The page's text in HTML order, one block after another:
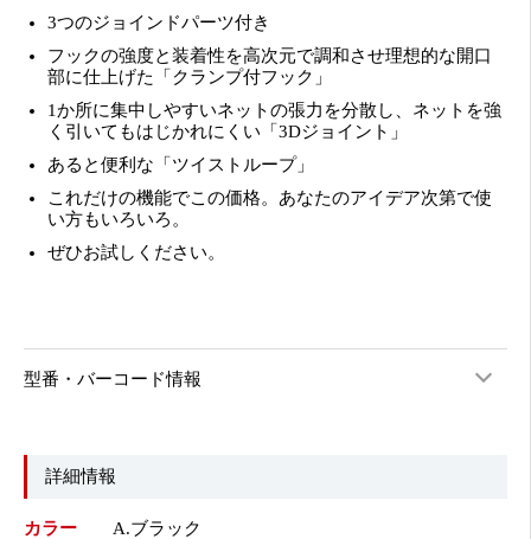
3つのジョインドパーツ付き
フックの強度と装着性を高次元で調和させ理想的な開口
部に仕上げた「クランプ付フック」
1か所に集中しやすいネットの張力を分散し、ネットを強
く引いてもはじかれにくい「3Dジョイント」
あると便利な「ツイストループ」
これだけの機能でこの価格。あなたのアイデア次第で使
い方もいろいろ。
ぜひお試しください。
型番・バーコード情報
詳細情報
カラー
A.ブラック